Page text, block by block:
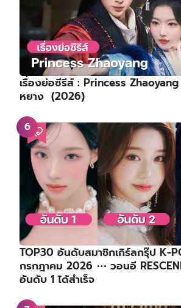
เรื่องย่อซีรีส์ : Princess
หยาง (2026)
TOP30 อันดับสมาชิกเกิร์ลกรุ๊ป K-
กรกฎาคม 2026 ⋯ วอนอี
อันดับ 1 ได้สำเร็จ